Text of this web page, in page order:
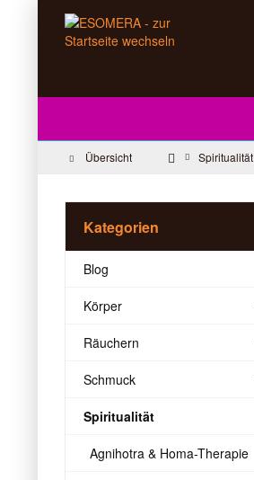
Übersicht Spiritualität
Kategorien
Blog
Körper
Räuchern
Schmuck
Spiritualität
Agnihotra & Homa-Therapie